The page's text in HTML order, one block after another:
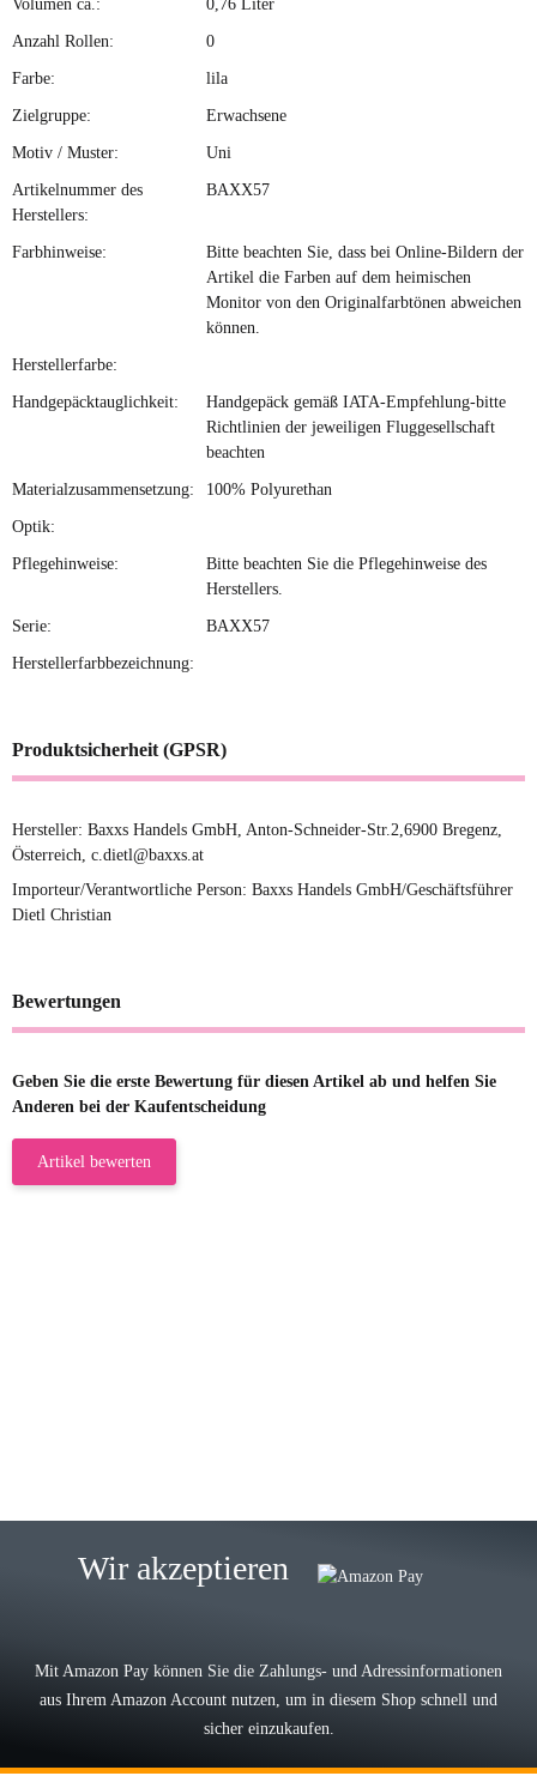
Volumen ca.: 0,76 Liter
Anzahl Rollen: 0
Farbe: lila
Zielgruppe: Erwachsene
Motiv / Muster: Uni
Artikelnummer des
Herstellers:
BAXX57
Farbhinweise:
Bitte beachten Sie, dass bei Online-Bildern der
Artikel die Farben auf dem heimischen
Monitor von den Originalfarbtönen abweichen
können.
Herstellerfarbe:
Handgepäcktauglichkeit:
Handgepäck gemäß IATA-Empfehlung-bitte
Richtlinien der jeweiligen Fluggesellschaft
beachten
Materialzusammensetzung: 100% Polyurethan
Optik:
Pflegehinweise:
Bitte beachten Sie die Pflegehinweise des
Herstellers.
Serie: BAXX57
Herstellerfarbbezeichnung:
Produktsicherheit (GPSR)
Hersteller: Baxxs Handels GmbH, Anton-Schneider-Str.2,6900 Bregenz,
Österreich, c.dietl@baxxs.at
Importeur/Verantwortliche Person: Baxxs Handels GmbH/Geschäftsführer
Dietl Christian
Bewertungen
Geben Sie die erste Bewertung für diesen Artikel ab und helfen Sie
Anderen bei der Kaufentscheidung
Artikel bewerten
Lieferung, man kann bedenkenlos
Wir akzeptieren
Mit Amazon Pay können Sie die Zahlungs- und Adressinformationen
aus Ihrem Amazon Account nutzen, um in diesem Shop schnell und
sicher einzukaufen.